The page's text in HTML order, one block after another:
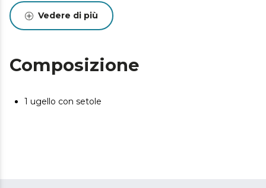
Vedere di più
Composizione
1 ugello con setole